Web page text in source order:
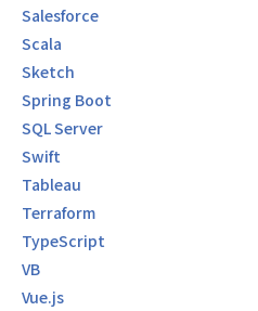
Salesforce
Scala
Sketch
Spring Boot
SQL Server
Swift
Tableau
Terraform
TypeScript
VB
Vue.js